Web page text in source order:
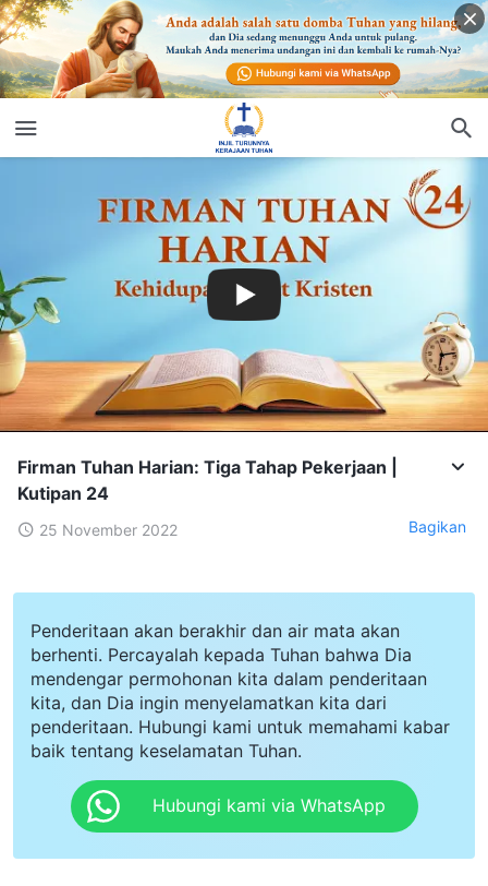
Firman Tuhan Harian: Tiga Tahap Pekerjaan |
Kutipan 24
25 November 2022 Bagikan
Penderitaan akan berakhir dan air mata akan
berhenti. Percayalah kepada Tuhan bahwa Dia
mendengar permohonan kita dalam penderitaan
kita, dan Dia ingin menyelamatkan kita dari
penderitaan. Hubungi kami untuk memahami kabar
baik tentang keselamatan Tuhan.
Hubungi kami via WhatsApp